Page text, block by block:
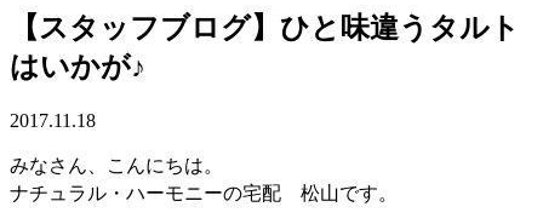
【スタッフブログ】ひと味違うタルト
はいかが♪
2017.11.18
みなさん、こんにちは。
ナチュラル・ハーモニーの宅配 松山です。